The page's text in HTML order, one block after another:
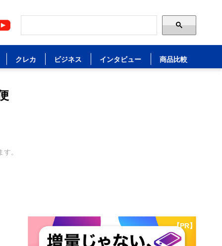
クレカ ビジネス インタビュー 商品比較
す。
【PR】